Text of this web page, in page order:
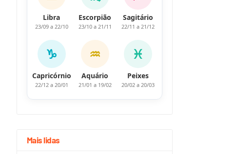
Libra
23/09 a 22/10
Escorpião
23/10 a 21/11
Sagitário
22/11 a 21/12
♑
Capricórnio
22/12 a 20/01
♒
Aquário
21/01 a 19/02
♓
Peixes
20/02 a 20/03
Mais lidas